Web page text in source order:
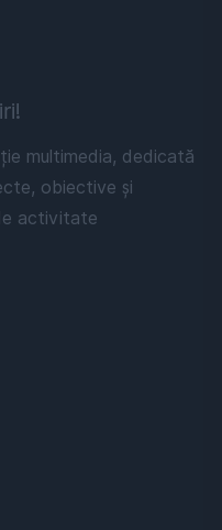
multimedia, dedicată
obiective și
activitate